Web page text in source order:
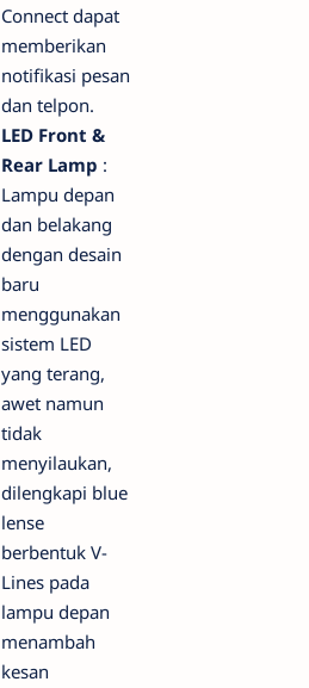
Connect dapat
memberikan
notifikasi pesan
dan telpon.
LED Front &
Rear Lamp :
Lampu depan
dan belakang
dengan desain
baru
menggunakan
sistem LED
yang terang,
awet namun
tidak
menyilaukan,
dilengkapi blue
lense
berbentuk V-
Lines pada
lampu depan
menambah
kesan